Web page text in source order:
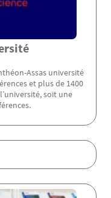
Assas université
et plus de 1400
soit une